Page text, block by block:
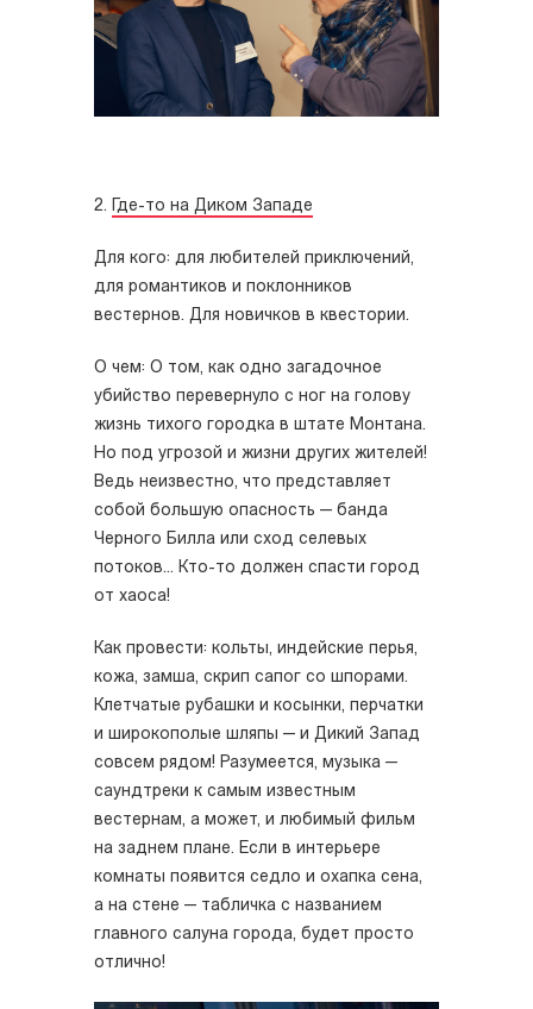
2. Где-то на Диком Западе
Для кого: для любителей приключений,
для романтиков и поклонников
вестернов. Для новичков в квестории.
О чем: О том, как одно загадочное
убийство перевернуло с ног на голову
жизнь тихого городка в штате Монтана.
Но под угрозой и жизни других жителей!
Ведь неизвестно, что представляет
собой большую опасность — банда
Черного Билла или сход селевых
потоков... Кто-то должен спасти город
от хаоса!
Как провести: кольты, индейские перья,
кожа, замша, скрип сапог со шпорами.
Клетчатые рубашки и косынки, перчатки
и широкополые шляпы — и Дикий Запад
совсем рядом! Разумеется, музыка —
саундтреки к самым известным
вестернам, а может, и любимый фильм
на заднем плане. Если в интерьере
комнаты появится седло и охапка сена,
а на стене — табличка с названием
главного салуна города, будет просто
отлично!